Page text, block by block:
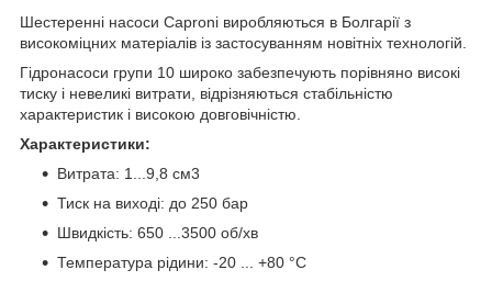
Шестеренні насоси Caproni виробляються в Болгарії з
високоміцних матеріалів із застосуванням новітніх технологій.
Гідронасоси групи 10 широко забезпечують порівняно високі
тиску і невеликі витрати, відрізняються стабільністю
характеристик і високою довговічністю.
Характеристики:
Витрата: 1...9,8 см3
Тиск на виході: до 250 бар
Швидкість: 650 ...3500 об/хв
Температура рідини: -20 ... +80 °C